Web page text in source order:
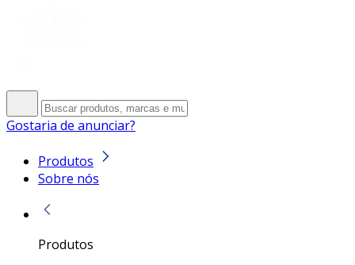
Gostaria de anunciar?
Produtos
Sobre nós
Produtos